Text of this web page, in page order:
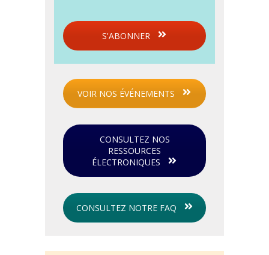
S'ABONNER
VOIR NOS ÉVÉNEMENTS
CONSULTEZ NOS
RESSOURCES
ÉLECTRONIQUES
CONSULTEZ NOTRE FAQ